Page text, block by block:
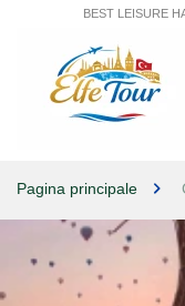
BEST LEISURE
Pagina principale